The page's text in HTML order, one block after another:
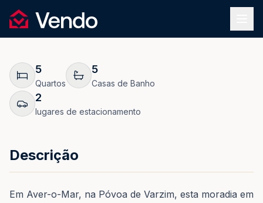
Vendo
5
Quartos
5
Casas de Banho
2
lugares de estacionamento
Descrição
Em Aver-o-Mar, na Póvoa de Varzim, esta moradia em